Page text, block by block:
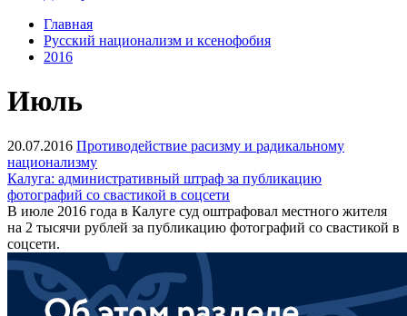
Главная
Русский национализм и ксенофобия
2016
Июль
20.07.2016 Противодействие расизму и радикальному
национализму
Калуга: административный штраф за публикацию
фотографий со свастикой в соцсети
В июле 2016 года в Калуге суд оштрафовал местного жителя
на 2 тысячи рублей за публикацию фотографий со свастикой в
соцсети.